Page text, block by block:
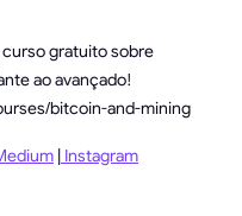
gratuito sobre
ao avançado!
bitcoin-and-mining
| Instagram